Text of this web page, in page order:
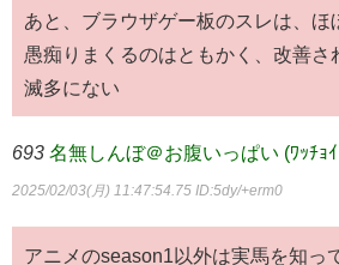
あと、ブラウザゲー板のスレは、ほ
愚痴りまくるのはともかく、改善さ
滅多にない
693 名無しんぼ＠お腹いっぱい (ﾜｯﾁｮ
2025/02/03(月) 11:47:54.75 ID:5dy/+erm0
アニメのseason1以外は実馬を知っ